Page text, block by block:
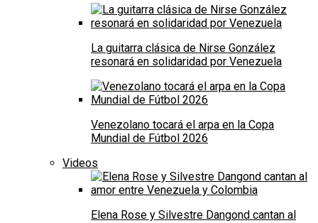
La guitarra clásica de Nirse González
resonará en solidaridad por Venezuela
Venezolano tocará el arpa en la Copa
Mundial de Fútbol 2026
Videos
Elena Rose y Silvestre Dangond cantan al